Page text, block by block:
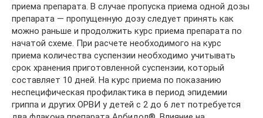
приема препарата. В случае пропуска приема одной дозы
препарата — пропущенную дозу следует принять как
можно раньше и продолжить курс приема препарата по
начатой схеме. При расчете необходимого на курс
приема количества суспензии необходимо учитывать
срок хранения приготовленной суспензии, который
составляет 10 дней. На курс приема по показанию
неспецифическая профилактика в период эпидемии
гриппа и других ОРВИ у детей с 2 до 6 лет потребуется